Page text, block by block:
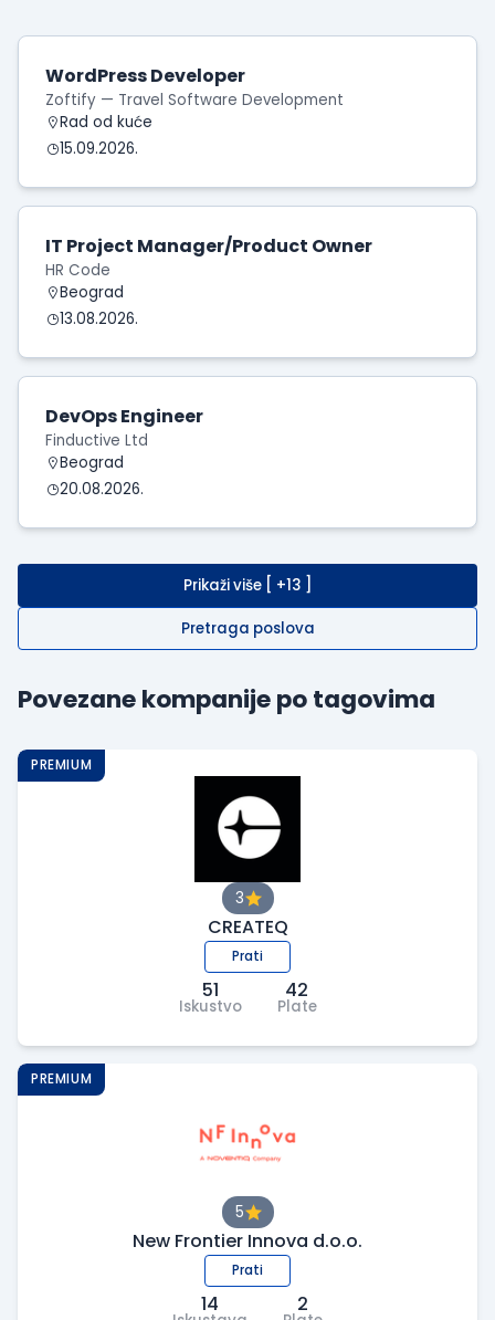
WordPress Developer
Zoftify — Travel Software Development
Rad od kuće
15.09.2026.
IT Project Manager/Product Owner
HR Code
Beograd
13.08.2026.
DevOps Engineer
Finductive Ltd
Beograd
20.08.2026.
Prikaži više [ +13 ]
Pretraga poslova
Povezane kompanije po tagovima
3
CREATEQ
Prati
51
Iskustvo
42
Plate
PREMIUM
5
New Frontier Innova d.o.o.
Prati
14 2
PREMIUM